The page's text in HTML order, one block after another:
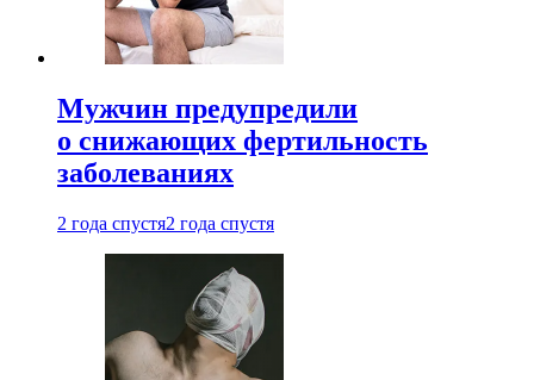
Мужчин предупредили
о снижающих фертильность
заболеваниях
2 года спустя2 года спустя